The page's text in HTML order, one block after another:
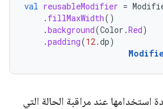
val reusableModifier =
. fillMaxWidth()
.background(Color .Red)
.padding(12.dp)
استخدامها عند مراقبة الحالة التي